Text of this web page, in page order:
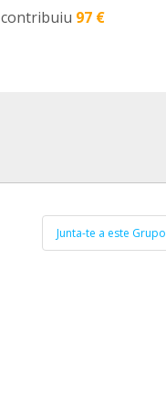
contribuiu 97 €
Junta-te a este Grupo